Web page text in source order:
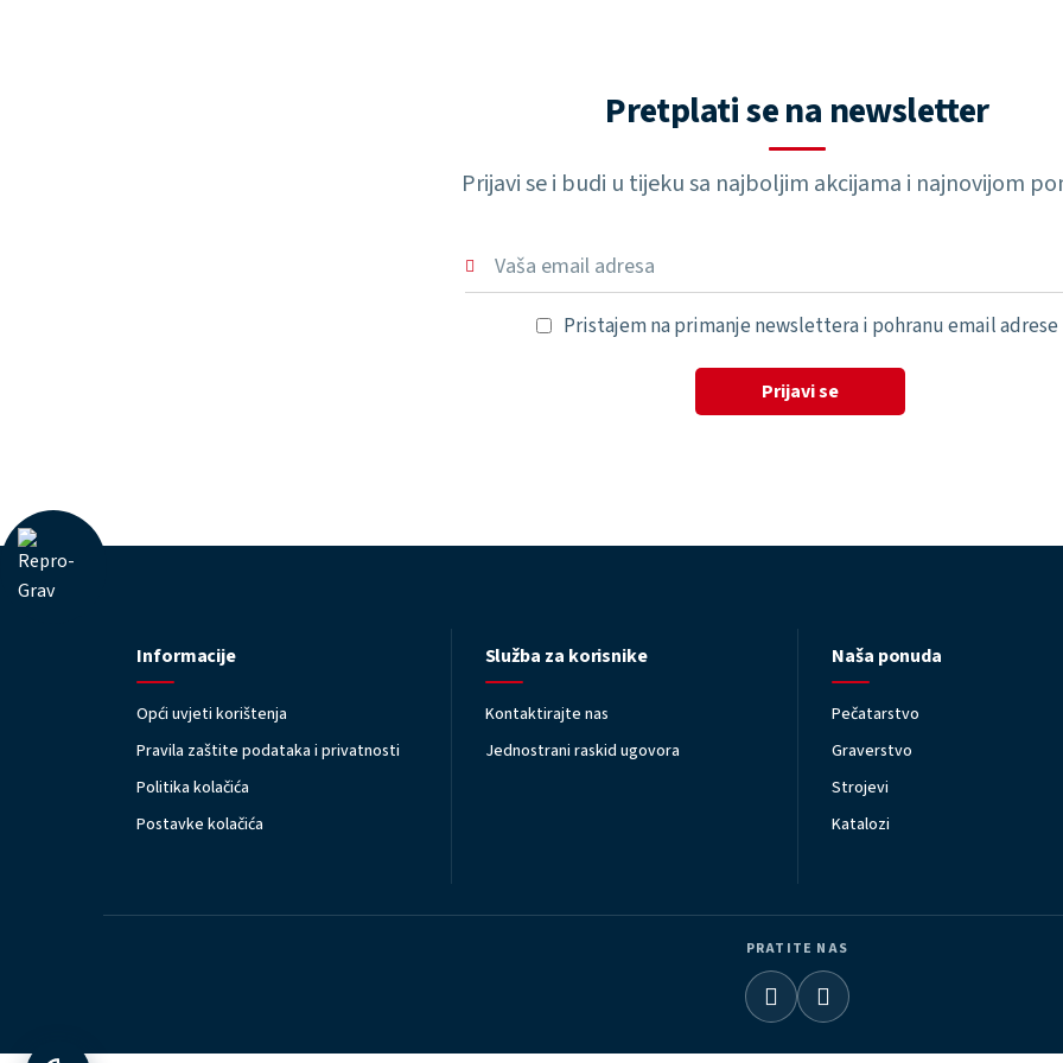
Pretplati se na newsletter
Prijavi se i budi u tijeku sa najboljim akcijama i najnovijom
Pristajem na primanje newslettera i pohranu email adrese
Prijavi se
Informacije
Opći uvjeti korištenja
Pravila zaštite podataka i privatnosti
Politika kolačića
Postavke kolačića
Služba za korisnike
Kontaktirajte nas
Jednostrani raskid ugovora
Naša ponuda
Pečatarstvo
Graverstvo
Strojevi
Katalozi
PRATITE NAS